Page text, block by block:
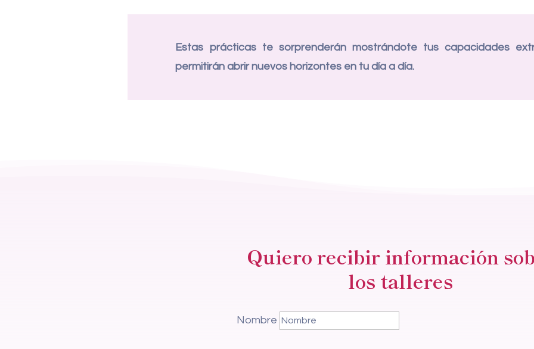
Estas prácticas te sorprenderán mostrándote tus capacidades
permitirán abrir nuevos horizontes en tu día a día.
Quiero recibir información
los talleres
Nombre